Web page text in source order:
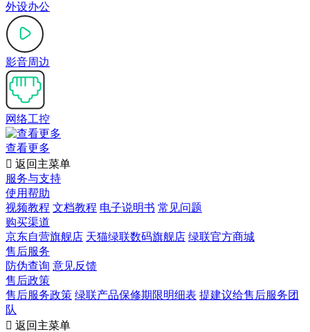
外设办公
影音周边
网络工控
查看更多
 返回主菜单
服务与支持
使用帮助
视频教程 文档教程 电子说明书 常见问题
购买渠道
京东自营旗舰店 天猫绿联数码旗舰店 绿联官方商城
售后服务
防伪查询 意见反馈
售后政策
售后服务政策 绿联产品保修期限明细表 提建议给售后服务团
队
 返回主菜单